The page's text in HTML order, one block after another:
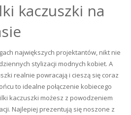
kaczuszki na
największych projektantów, nikt nie
stylizacji modnych kobiet. A
realnie powracają i cieszą się coraz
to idealne połączenie kobiecego
kaczuszki możesz z powodzeniem
Najlepiej prezentują się noszone z